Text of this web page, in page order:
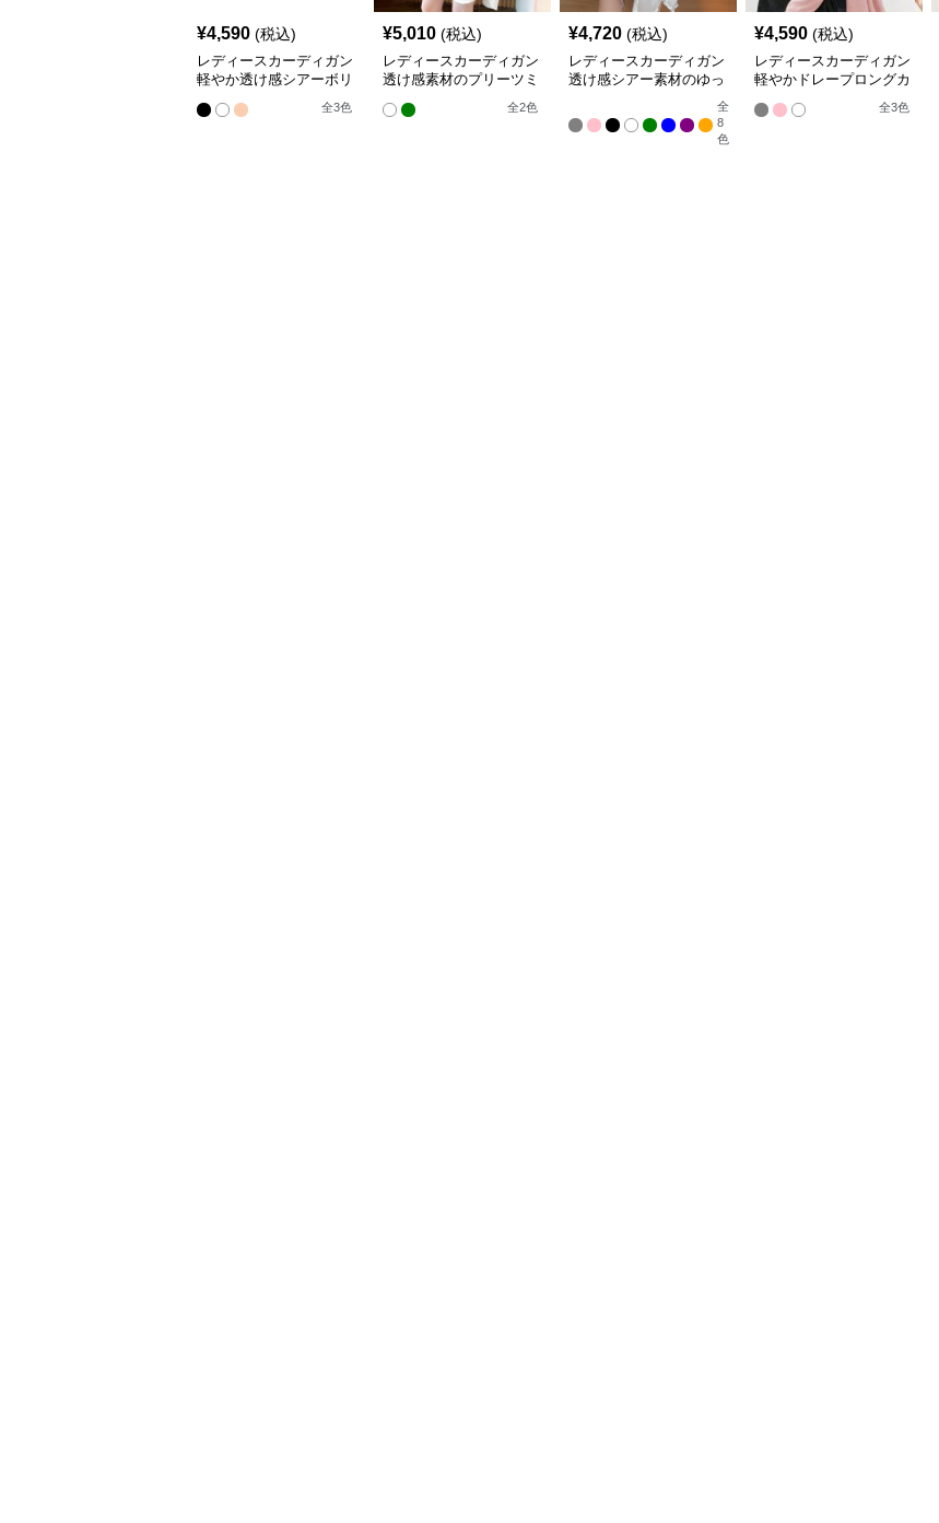
¥4,590 (税込)
レディースカーディガン
軽やか透け感シアーボリ
ューム袖羽織りカーディ
ガン
全3色
¥5,010 (税込)
レディースカーディガン
透け感素材のプリーツミ
ドル丈羽織りカーディガ
ン
全2色
¥4,720 (税込)
レディースカーディガン
透け感シアー素材のゆっ
全
8
色
¥4,590 (税込)
レディースカーディガン
軽やかドレープロングカ
全3色